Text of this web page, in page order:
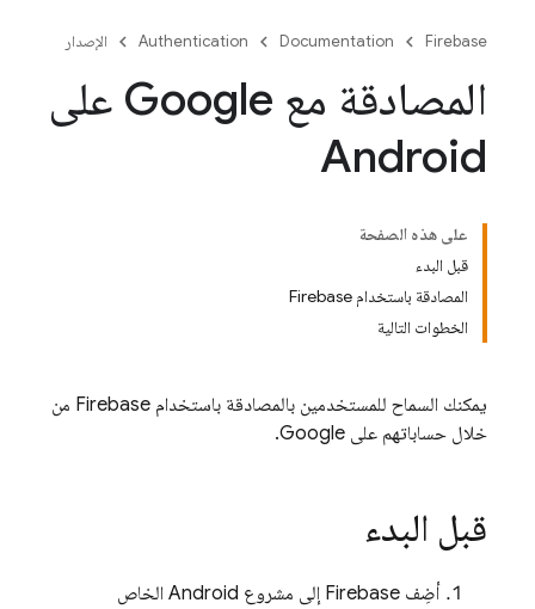
Firebase
Documentation
Authentication الإصدار
المصادقة مع Google على
Android
على هذه الصفحة
قبل البدء
المصادقة باستخدام Firebase
الخطوات التالية
يمكنك السماح للمستخدمين بالمصادقة باستخدام Firebase من
خلال حساباتهم على Google.
قبل البدء
أضِف Firebase إلى مشروع Android الخاص